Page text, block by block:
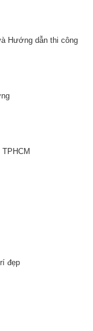
Hướng dẫn thi công
đẹp